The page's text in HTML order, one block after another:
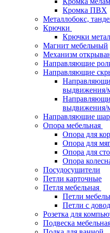
Кромка ПВХ
Металлобокс,
Крючки
Крючки
Магнит мебельный
Механизм
Направляющие
Направляющие
выдвижения/
выдвижения/
Направляющие
Опора мебельная
Опора для
Опора для
Опора для
Опора
Посудосушители
Петли карточные
Петля мебельная
Петли
Петли с
Розетка для
Подвеска